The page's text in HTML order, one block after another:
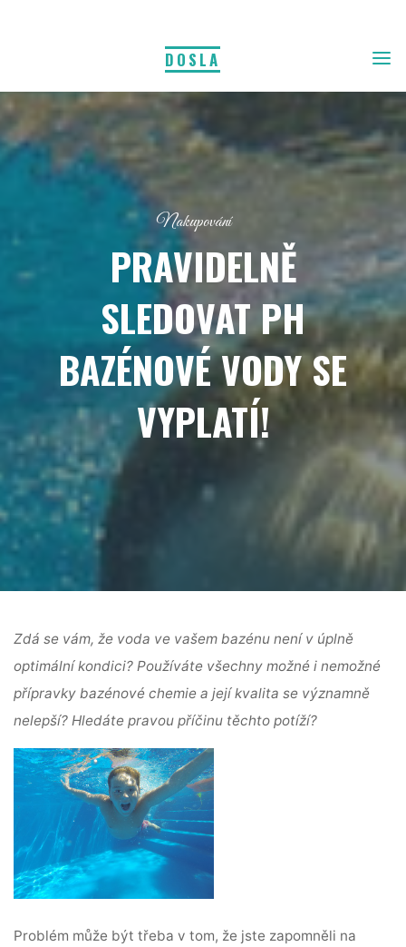
DOSLA
Nakupování
PRAVIDELNĚ
SLEDOVAT PH
BAZÉNOVÉ VODY SE
VYPLATÍ!
Zdá se vám, že voda ve vašem bazénu není v úplně
optimální kondici? Používáte všechny možné i nemožné
přípravky bazénové chemie a její kvalita se významně
nelepší? Hledáte pravou příčinu těchto potíží?
Problém může být třeba v tom, že jste zapomněli na